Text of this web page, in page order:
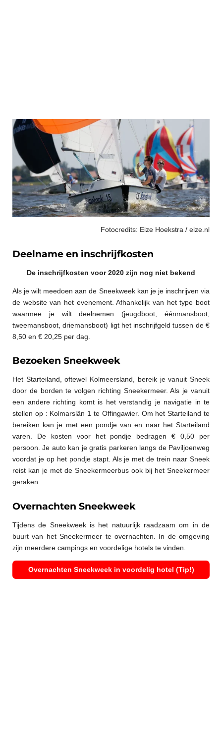
Fotocredits: Eize Hoekstra / eize.nl
Deelname en inschrijfkosten
De inschrijfkosten voor 2020 zijn nog niet bekend
Als je wilt meedoen aan de Sneekweek kan je je inschrijven via
de website van het evenement. Afhankelijk van het type boot
waarmee je wilt deelnemen (jeugdboot, éénmansboot,
tweemansboot, driemansboot) ligt het inschrijfgeld tussen de €
8,50 en € 20,25 per dag.
Bezoeken Sneekweek
Het Starteiland, oftewel Kolmeersland, bereik je vanuit Sneek
door de borden te volgen richting Sneekermeer. Als je vanuit
een andere richting komt is het verstandig je navigatie in te
stellen op : Kolmarslân 1 te Offingawier. Om het Starteiland te
bereiken kan je met een pondje van en naar het Starteiland
varen. De kosten voor het pondje bedragen € 0,50 per
persoon. Je auto kan je gratis parkeren langs de Paviljoenweg
voordat je op het pondje stapt. Als je met de trein naar Sneek
reist kan je met de Sneekermeerbus ook bij het Sneekermeer
geraken.
Overnachten Sneekweek
Tijdens de Sneekweek is het natuurlijk raadzaam om in de
buurt van het Sneekermeer te overnachten. In de omgeving
zijn meerdere campings en voordelige hotels te vinden.
Overnachten Sneekweek in voordelig hotel (Tip!)